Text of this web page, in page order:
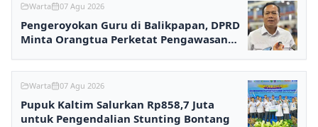
Warta 07 Agu 2026
Pengeroyokan Guru di Balikpapan, DPRD
Minta Orangtua Perketat Pengawasan
Warta 07 Agu 2026
Pupuk Kaltim Salurkan Rp858,7 Juta
untuk Pengendalian Stunting Bontang